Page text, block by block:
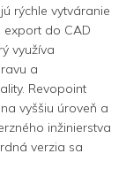
rýchle vytváranie
do CAD
využíva
a
Revopoint
vyššiu úroveň a
inžinierstva
verzia sa